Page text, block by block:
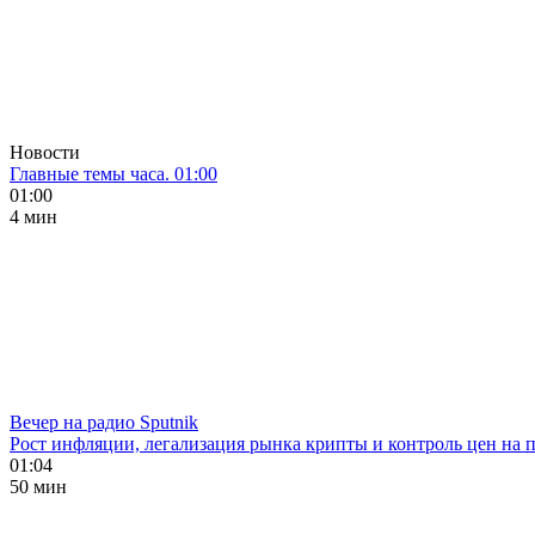
Новости
Главные темы часа. 01:00
01:00
4 мин
Вечер на радио Sputnik
Рост инфляции, легализация рынка крипты и контроль цен на
01:04
50 мин